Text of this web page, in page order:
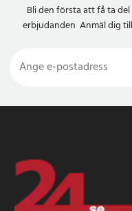
Bli den första att få ta
erbjudanden Anmäl dig